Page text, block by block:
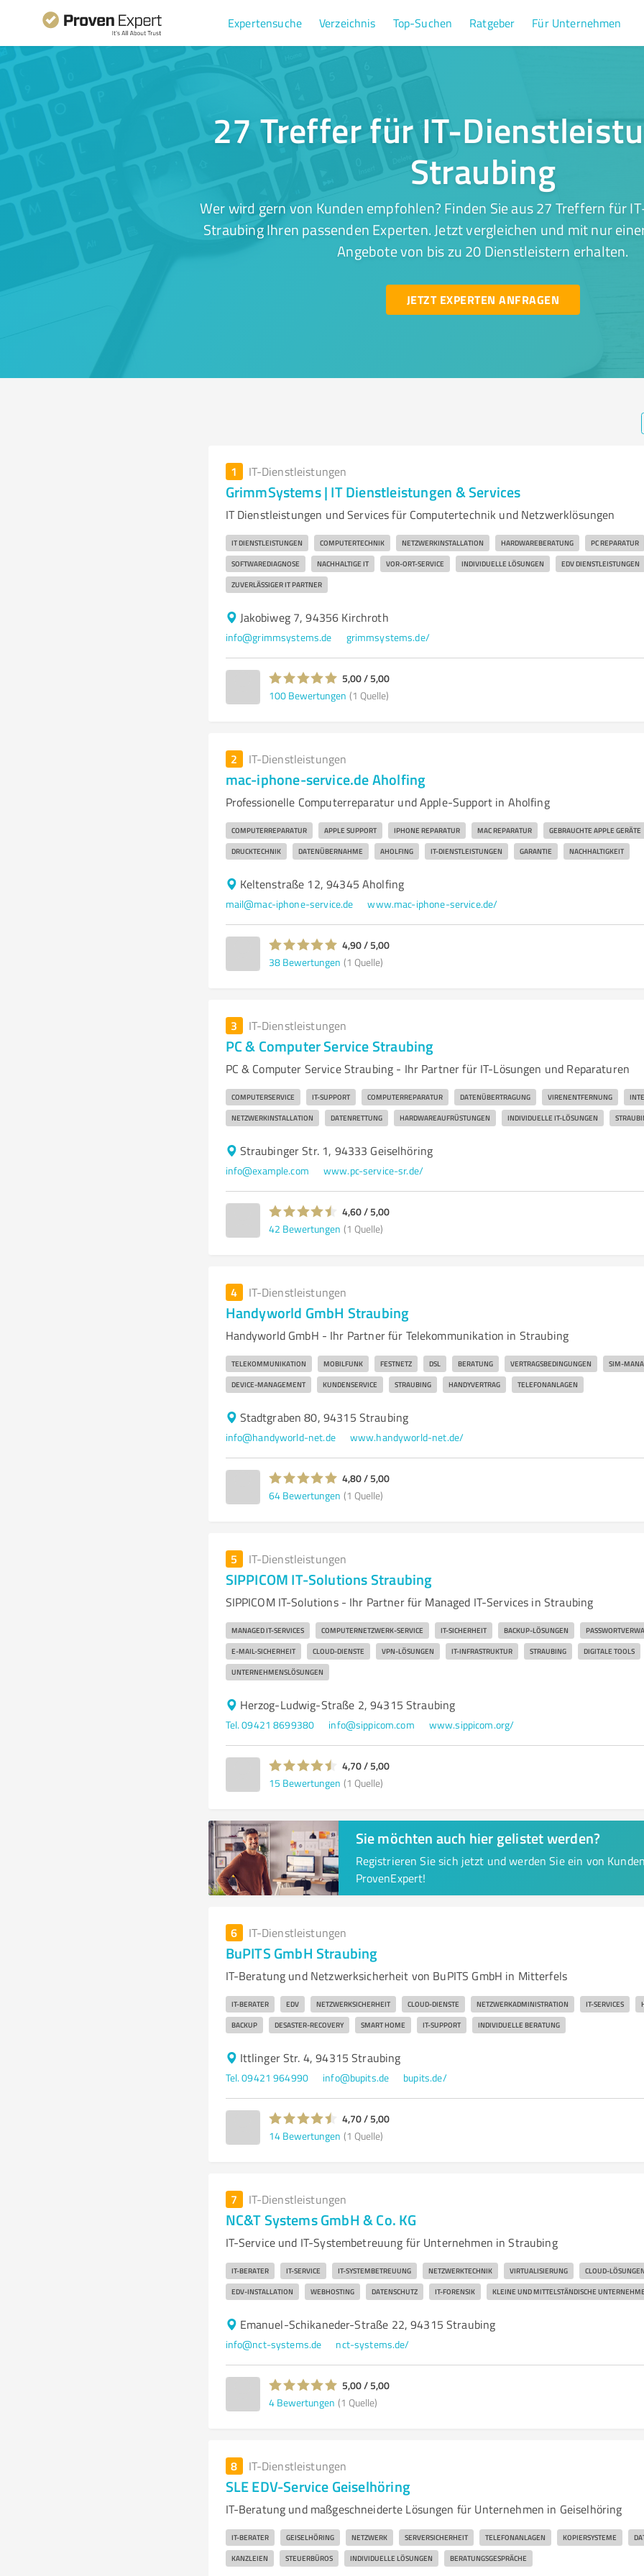
Expertensuche Verzeichnis Top-Suchen Ratgeber Für Unternehmen
27 Treffer für IT-
Straubing
Wer wird gern von Kunden empfohlen? Finden Sie aus 27 Treffern für
Straubing Ihren passenden Experten. Jetzt vergleichen und mit nur
Angebote von bis zu 20 Dienstleistern erhalten.
JETZT EXPERTEN ANFRAGEN
1 IT-Dienstleistungen
GrimmSystems | IT Dienstleistungen & Services
IT Dienstleistungen und Services für Computertechnik und Netzwerklösungen
IT DIENSTLEISTUNGEN COMPUTERTECHNIK NETZWERKINSTALLATION HARDWAREBERATUNG PC REPARATUR
SOFTWAREDIAGNOSE NACHHALTIGE IT VOR-ORT-SERVICE INDIVIDUELLE LÖSUNGEN EDV DIENSTLEISTUNGEN
ZUVERLÄSSIGER IT PARTNER
Jakobiweg 7, 94356 Kirchroth
info@grimmsystems.de grimmsystems.de/
5,00 / 5,00
100 Bewertungen (1 Quelle)
2 IT-Dienstleistungen
mac-iphone-service.de Aholfing
Professionelle Computerreparatur und Apple-Support in Aholfing
COMPUTERREPARATUR APPLE SUPPORT IPHONE REPARATUR MAC REPARATUR GEBRAUCHTE APPLE GERÄTE
DRUCKTECHNIK DATENÜBERNAHME AHOLFING IT-DIENSTLEISTUNGEN GARANTIE NACHHALTIGKEIT
Keltenstraße 12, 94345 Aholfing
mail@mac-iphone-service.de www.mac-iphone-service.de/
4,90 / 5,00
38 Bewertungen (1 Quelle)
3 IT-Dienstleistungen
PC & Computer Service Straubing
PC & Computer Service Straubing - Ihr Partner für IT-Lösungen und Reparaturen
COMPUTERSERVICE IT-SUPPORT COMPUTERREPARATUR DATENÜBERTRAGUNG VIRENENTFERNUNG
NETZWERKINSTALLATION DATENRETTUNG HARDWAREAUFRÜSTUNGEN INDIVIDUELLE IT-LÖSUNGEN
Straubinger Str. 1, 94333 Geiselhöring
info@example.com www.pc-service-sr.de/
4,60 / 5,00
42 Bewertungen (1 Quelle)
4 IT-Dienstleistungen
Handyworld GmbH Straubing
Handyworld GmbH - Ihr Partner für Telekommunikation in Straubing
TELEKOMMUNIKATION MOBILFUNK FESTNETZ DSL BERATUNG VERTRAGSBEDINGUNGEN SIM-
DEVICE-MANAGEMENT KUNDENSERVICE STRAUBING HANDYVERTRAG TELEFONANLAGEN
Stadtgraben 80, 94315 Straubing
info@handyworld-net.de www.handyworld-net.de/
4,80 / 5,00
64 Bewertungen (1 Quelle)
5 IT-Dienstleistungen
SIPPICOM IT-Solutions Straubing
SIPPICOM IT-Solutions - Ihr Partner für Managed IT-Services in Straubing
MANAGED IT-SERVICES COMPUTERNETZWERK-SERVICE IT-SICHERHEIT BACKUP-LÖSUNGEN
E-MAIL-SICHERHEIT CLOUD-DIENSTE VPN-LÖSUNGEN IT-INFRASTRUKTUR STRAUBING DIGITALE TOOLS
UNTERNEHMENSLÖSUNGEN
Herzog-Ludwig-Straße 2, 94315 Straubing
Tel. 09421 8699380 info@sippicom.com www.sippicom.org/
4,70 / 5,00
15 Bewertungen (1 Quelle)
Sie möchten auch hier gelistet werden?
Registrieren Sie sich jetzt und werden Sie ein von
ProvenExpert!
6 IT-Dienstleistungen
BuPITS GmbH Straubing
IT-Beratung und Netzwerksicherheit von BuPITS GmbH in Mitterfels
IT-BERATER EDV NETZWERKSICHERHEIT CLOUD-DIENSTE NETZWERKADMINISTRATION IT-SERVICES
BACKUP DESASTER-RECOVERY SMART HOME IT-SUPPORT INDIVIDUELLE BERATUNG
Ittlinger Str. 4, 94315 Straubing
Tel. 09421 964990 info@bupits.de bupits.de/
4,70 / 5,00
14 Bewertungen (1 Quelle)
7 IT-Dienstleistungen
NC&T Systems GmbH & Co. KG
IT-Service und IT-Systembetreuung für Unternehmen in Straubing
IT-BERATER IT-SERVICE IT-SYSTEMBETREUUNG NETZWERKTECHNIK VIRTUALISIERUNG CLOUD-LÖSUNGEN
EDV-INSTALLATION WEBHOSTING DATENSCHUTZ IT-FORENSIK KLEINE UND MITTELSTÄNDISCHE
Emanuel-Schikaneder-Straße 22, 94315 Straubing
info@nct-systems.de nct-systems.de/
5,00 / 5,00
4 Bewertungen (1 Quelle)
8 IT-Dienstleistungen
SLE EDV-Service Geiselhöring
IT-Beratung und maßgeschneiderte Lösungen für Unternehmen in Geiselhöring
IT-BERATER GEISELHÖRING NETZWERK SERVERSICHERHEIT TELEFONANLAGEN KOPIERSYSTEME
KANZLEIEN STEUERBÜROS INDIVIDUELLE LÖSUNGEN BERATUNGSGESPRÄCHE